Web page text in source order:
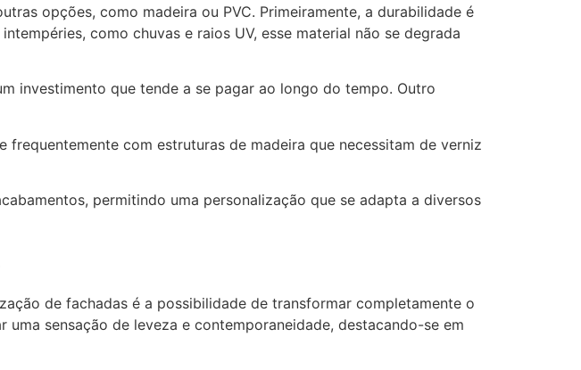
opções, como madeira ou PVC. Primeiramente, a durabilidade é
como chuvas e raios UV, esse material não se degrada
investimento que tende a se pagar ao longo do tempo. Outro
com estruturas de madeira que necessitam de verniz
permitindo uma personalização que se adapta a diversos
de fachadas é a possibilidade de transformar completamente o
sensação de leveza e contemporaneidade, destacando-se em